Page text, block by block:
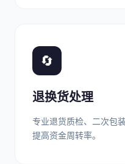
🔄
退换货处理
专业退货质检、二次包
提高资金周转率。